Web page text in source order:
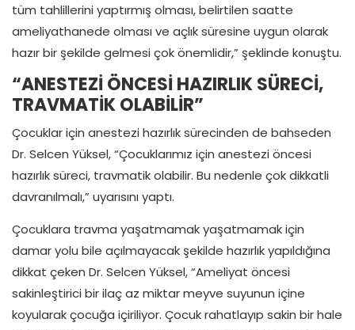
tüm tahlillerini yaptırmış olması, belirtilen saatte
ameliyathanede olması ve açlık süresine uygun olarak
hazır bir şekilde gelmesi çok önemlidir,” şeklinde konuştu.
“ANESTEZİ ÖNCESİ HAZIRLIK SÜRECİ,
TRAVMATİK OLABİLİR”
Çocuklar için anestezi hazırlık sürecinden de bahseden
Dr. Selcen Yüksel, “Çocuklarımız için anestezi öncesi
hazırlık süreci, travmatik olabilir. Bu nedenle çok dikkatli
davranılmalı,” uyarısını yaptı.
Çocuklara travma yaşatmamak yaşatmamak için
damar yolu bile açılmayacak şekilde hazırlık yapıldığına
dikkat çeken Dr. Selcen Yüksel, “Ameliyat öncesi
sakinleştirici bir ilaç az miktar meyve suyunun içine
koyularak çocuğa içiriliyor. Çocuk rahatlayıp sakin bir hale